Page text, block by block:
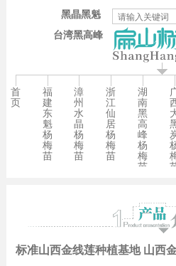
台湾黑高峰
黑晶黑魁
首
页
福
建
东
魁
杨
梅
苗
漳
州
水
晶
杨
梅
苗
浙
江
仙
居
杨
梅
苗
湖
南
黑
高
峰
杨
梅
苗
标准山西金线莲种植基地 山西